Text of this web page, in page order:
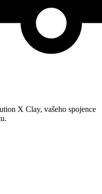
X Clay, vašeho spojence